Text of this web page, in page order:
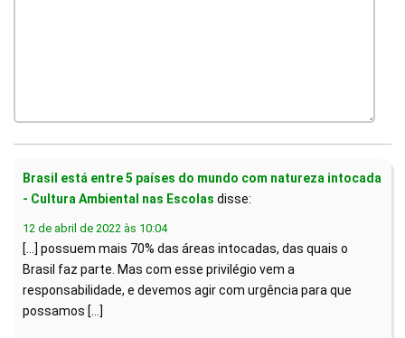
Brasil está entre 5 países do mundo com natureza intocada
- Cultura Ambiental nas Escolas disse:
12 de abril de 2022 às 10:04
[…] possuem mais 70% das áreas intocadas, das quais o
Brasil faz parte. Mas com esse privilégio vem a
responsabilidade, e devemos agir com urgência para que
possamos […]